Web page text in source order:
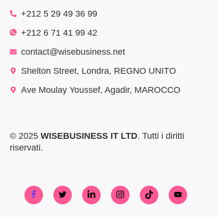
+212 5 29 49 36 99
+212 6 71 41 99 42
contact@wisebusiness.net
Shelton Street, Londra, REGNO UNITO
Ave Moulay Youssef, Agadir, MAROCCO
© 2025 WISEBUSINESS IT LTD. Tutti i diritti
riservati.